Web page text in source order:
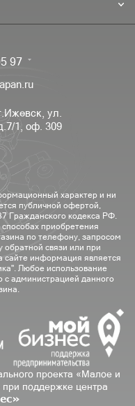
97
ул.
1, оф. 309
характер и ни
публичной офертой,
Гражданского кодекса РФ.
приобретения
по телефону, запросом
обратной связи или при
сайте информация является
Любое использование
администрацией данного
проекта «Малое и
поддержке центра